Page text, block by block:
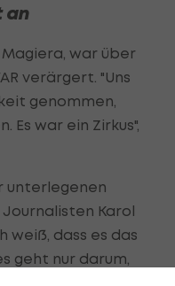
an
war über
verärgert. "Uns
genommen,
Es war ein Zirkus",
unterlegenen
Karol
weiß, dass es das
geht nur darum,